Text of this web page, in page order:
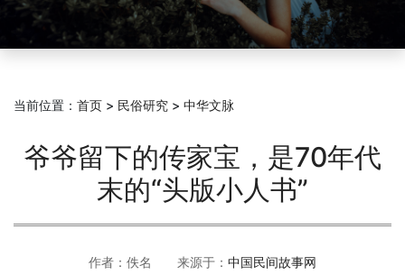
当前位置： 首页 > 民俗研究 > 中华文脉
爷爷留下的传家宝，是70年代
末的“头版小人书”
作者：佚名 来源于： 中国民间故事网